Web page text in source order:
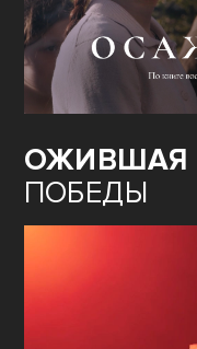
ОЖИВШАЯ
ПОБЕДЫ